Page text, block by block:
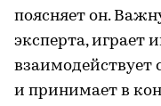
поясняет он.
эксперта, играет
и принимает в